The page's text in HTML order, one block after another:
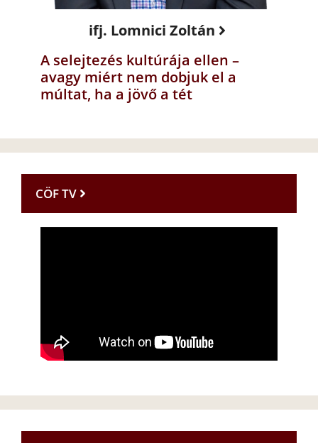
ifj. Lomnici Zoltán
A selejtezés kultúrája ellen –
avagy miért nem dobjuk el a
múltat, ha a jövő a tét
CÖF TV